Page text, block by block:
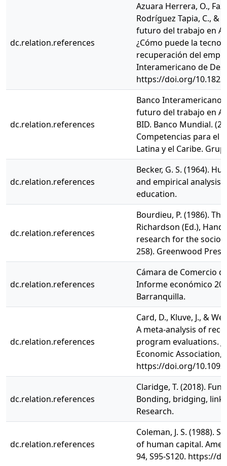
dc.relation.references
Azuara Herrera, O.,
Rodríguez Tapia, C., &
futuro del trabajo en
¿Cómo puede la
recuperación del
Interamericano de
https://doi.org/
dc.relation.references
Banco Interamericano
futuro del trabajo en
BID. Banco Mundial.
Competencias para el
Latina y el Caribe.
dc.relation.references
Becker, G. S. (1964).
and empirical
education.
dc.relation.references
Bourdieu, P. (1986).
Richardson (Ed.),
research for the
258). Greenwood Press.
dc.relation.references
Cámara de Comercio
Informe económico
Barranquilla.
dc.relation.references
Card, D., Kluve, J., &
A meta-analysis of
program evaluations.
Economic Association,
https://doi.org/
dc.relation.references
Claridge, T. (2018).
Bonding, bridging,
Research.
dc.relation.references
Coleman, J. S. (1988).
of human capital.
94, S95-S120. https://